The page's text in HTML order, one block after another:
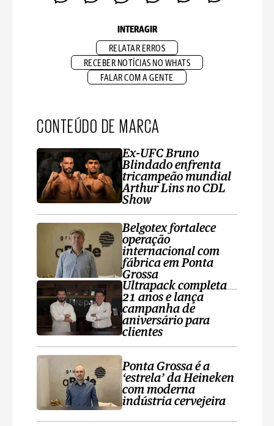
INTERAGIR
RELATAR ERROS
RECEBER NOTÍCIAS NO WHATS
FALAR COM A GENTE
CONTEÚDO DE MARCA
Ex-UFC Bruno
Blindado enfrenta
tricampeão mundial
Arthur Lins no CDL
Show
Belgotex fortalece
operação
internacional com
fábrica em Ponta
Grossa
Ultrapack completa
21 anos e lança
campanha de
aniversário para
clientes
Ponta Grossa é a
‘estrela’ da Heineken
com moderna
indústria cervejeira